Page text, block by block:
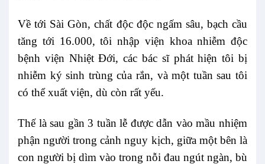
Về tới Sài Gòn, chất độc độc ngấm sâu, bạch cầu
tăng tới 16.000, tôi nhập viện khoa nhiễm độc
bệnh viện Nhiệt Đới, các bác sĩ phát hiện tôi bị
nhiễm ký sinh trùng của rắn, và một tuần sau tôi
có thể xuất viện, dù còn rất yếu.
Thế là sau gần 3 tuần lễ được dẫn vào mầu nhiệm
phận người trong cảnh nguy kịch, giữa một bên là
con người bị dìm vào trong nỗi đau ngút ngàn, bù